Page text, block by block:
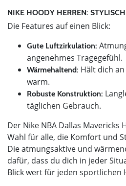
NIKE HOODY HERREN:
Die Features auf einen Blick:
Gute Luftzirkulation:
angenehmes Tragegefühl.
Wärmehaltend: Hält dich
warm.
Robuste Konstruktion:
täglichen Gebrauch.
Der Nike NBA Dallas Mavericks
Wahl für alle, die Komfort und
Die atmungsaktive und
dafür, dass du dich in jeder
Blick wert für jeden sportlichen